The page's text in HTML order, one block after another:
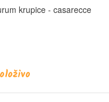
krupice - casarecce